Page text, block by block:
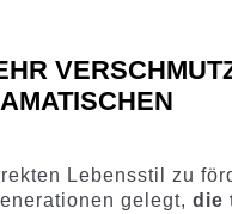
Lebensstil zu
gelegt,die